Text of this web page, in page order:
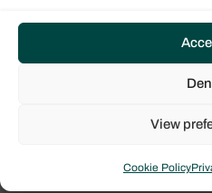
View
Cookie Policy
Prezzo
550.000,00 € IVA